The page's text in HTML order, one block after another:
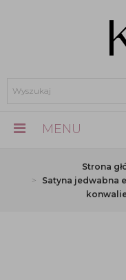
MENU
Strona
Satyna jedwabna